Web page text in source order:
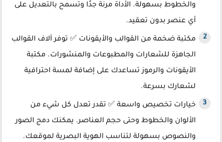
والخطوط بسهولة. الأداة مرنة جدًا وتسمح بالتعديل على
أي عنصر بدون تعقيد.
مكتبة ضخمة من القوالب والأيقونات ✅ توفر آلاف القوالب
الجاهزة للشعارات والمطبوعات والمنشورات. مكتبة
الأيقونات والرموز تساعدك على إضافة لمسة احترافية
لشعارك بسرعة.
خيارات تخصيص واسعة ✅ تقدر تعدل كل شيء من
الألوان والخطوط وحتى حجم العناصر. يمكنك دمج الصور
والنصوص بسهولة لتناسب الهوية البصرية لموقعك.